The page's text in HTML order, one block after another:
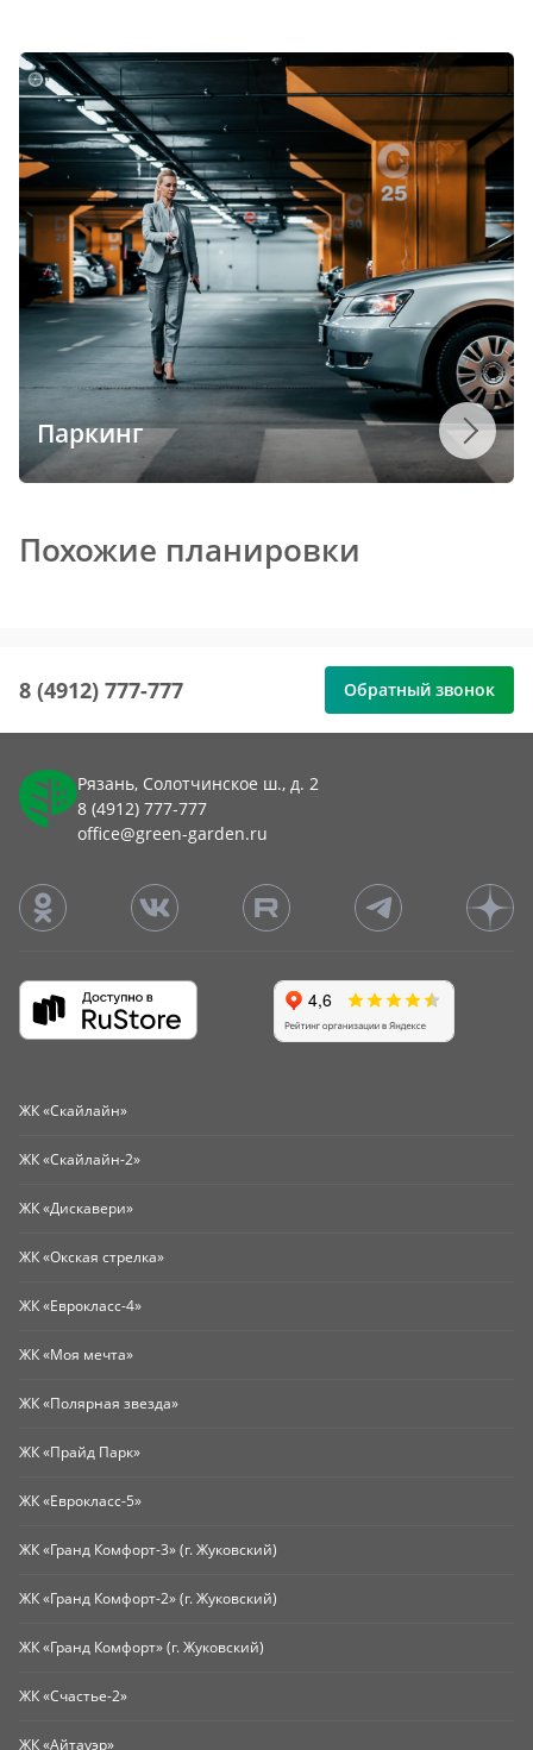
Паркинг
Похожие планировки
8 (4912) 777-777 Обратный звонок
Рязань, Солотчинское ш., д. 2
8 (4912) 777-777
office@green-garden.ru
ЖК «Скайлайн»
ЖК «Скайлайн-2»
ЖК «Дискавери»
ЖК «Окская стрелка»
ЖК «Еврокласс-4»
ЖК «Моя мечта»
ЖК «Полярная звезда»
ЖК «Прайд Парк»
ЖК «Еврокласс-5»
ЖК «Гранд Комфорт-3» (г. Жуковский)
ЖК «Гранд Комфорт-2» (г. Жуковский)
ЖК «Гранд Комфорт» (г. Жуковский)
ЖК «Счастье-2»
ЖК «Айтауэр»